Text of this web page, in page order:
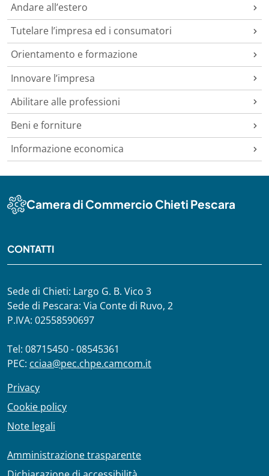
Andare all’estero
Tutelare l’impresa ed i consumatori
Orientamento e formazione
Innovare l’impresa
Abilitare alle professioni
Beni e forniture
Informazione economica
Camera di Commercio Chieti Pescara
CONTATTI
Sede di Chieti: Largo G. B. Vico 3
Sede di Pescara: Via Conte di Ruvo, 2
P.IVA: 02558590697
Tel: 08715450 - 08545361
PEC: cciaa@pec.chpe.camcom.it
Privacy
Cookie policy
Note legali
Amministrazione trasparente